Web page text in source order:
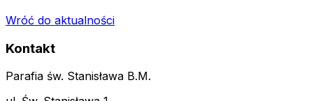
Wróć do aktualności
Kontakt
Parafia św. Stanisława B.M.